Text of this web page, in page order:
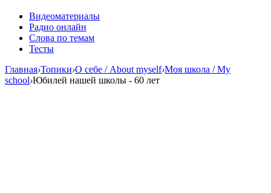
Видеоматериалы
Радио онлайн
Слова по темам
Тесты
Главная›Топики›О себе / About myself›Моя школа / My
school›Юбилей нашей школы - 60 лет